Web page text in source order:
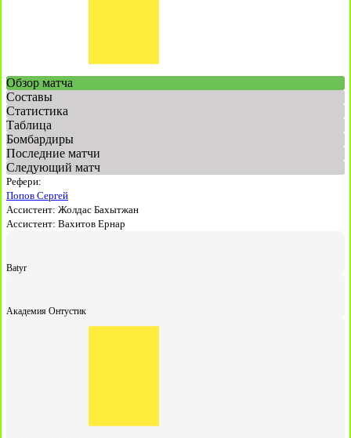
Обзор матча
Составы
Статистика
Таблица
Бомбардиры
Последние матчи
Следующий матч
Рефери:
Попов Сергей
Ассистент: Жолдас Бахытжан
Ассистент: Вахитов Ернар
Batyr
Академия Онтустик